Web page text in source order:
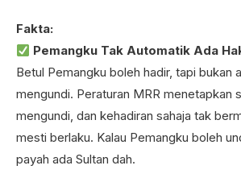
Fakta:
Pemangku Tak Automatik Ada
Betul Pemangku boleh hadir, tapi bukan
mengundi. Peraturan MRR menetapkan
mengundi, dan kehadiran sahaja tak
mesti berlaku. Kalau Pemangku boleh
payah ada Sultan dah.